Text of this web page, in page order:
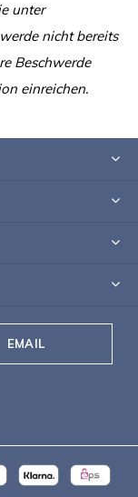
unter
nicht bereits
Beschwerde
einreichen.
EMAIL